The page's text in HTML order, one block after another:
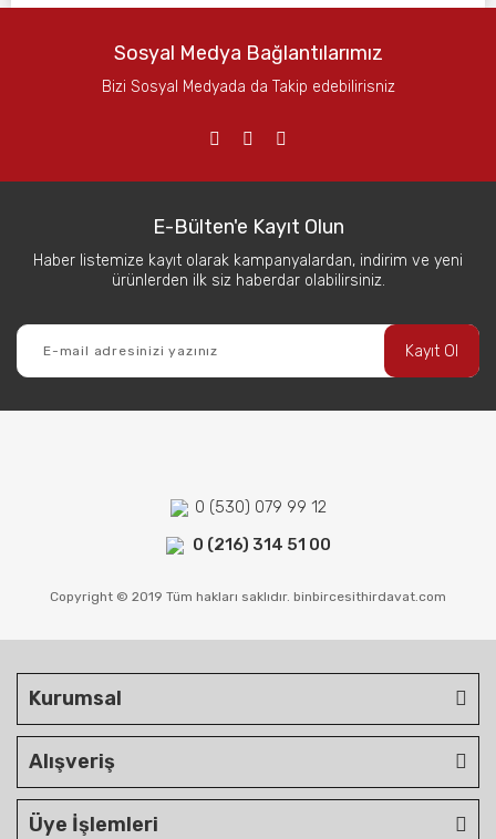
Sosyal Medya Bağlantılarımız
Bizi Sosyal Medyada da Takip edebilirisniz
E-Bülten'e Kayıt Olun
Haber listemize kayıt olarak kampanyalardan, indirim ve yeni
ürünlerden ilk siz haberdar olabilirsiniz.
Kayıt Ol
0 (530) 079 99 12
0 (216) 314 51 00
Copyright © 2019 Tüm hakları saklıdır. binbircesithirdavat.com
Kurumsal
Alışveriş
Üye İşlemleri